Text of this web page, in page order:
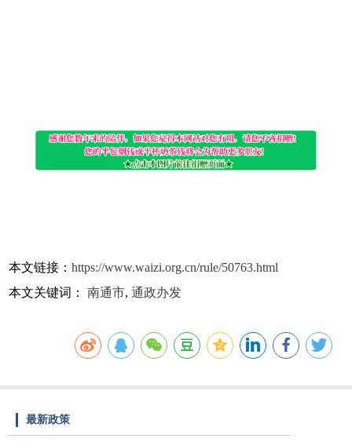
本文链接：https://www.waizi.org.cn/rule/50763.html
本文关键词：南通市,通政办发
最新政策